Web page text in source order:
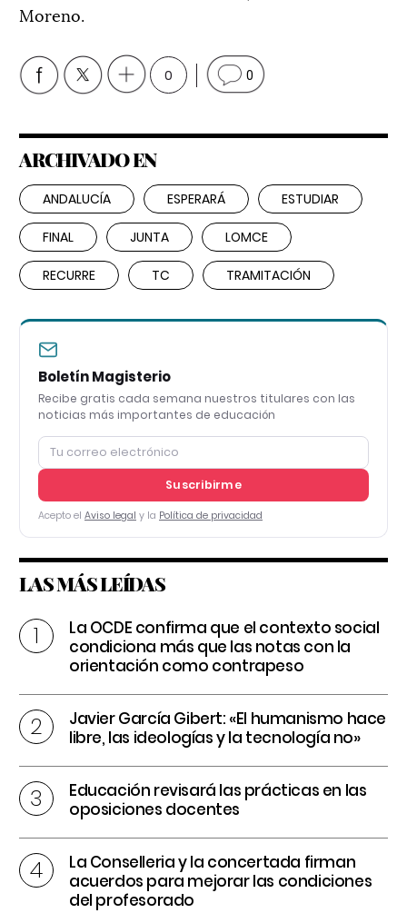
Moreno.
0 0
ARCHIVADO EN
ANDALUCÍA ESPERARÁ ESTUDIAR
FINAL JUNTA LOMCE
RECURRE TC TRAMITACIÓN
Boletín Magisterio
Recibe gratis cada semana nuestros titulares con las
noticias más importantes de educación
Suscribirme
Acepto el Aviso legal y la Política de privacidad
LAS MÁS LEÍDAS
La OCDE confirma que el contexto social
condiciona más que las notas con la
orientación como contrapeso
Javier García Gibert: «El humanismo hace
libre, las ideologías y la tecnología no»
Educación revisará las prácticas en las
oposiciones docentes
La Conselleria y la concertada firman
acuerdos para mejorar las condiciones
del profesorado